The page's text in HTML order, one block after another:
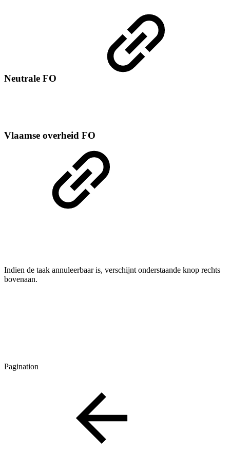
Neutrale FO
Vlaamse overheid FO
Indien de taak annuleerbaar is, verschijnt onderstaande knop rechts
bovenaan.
Pagination